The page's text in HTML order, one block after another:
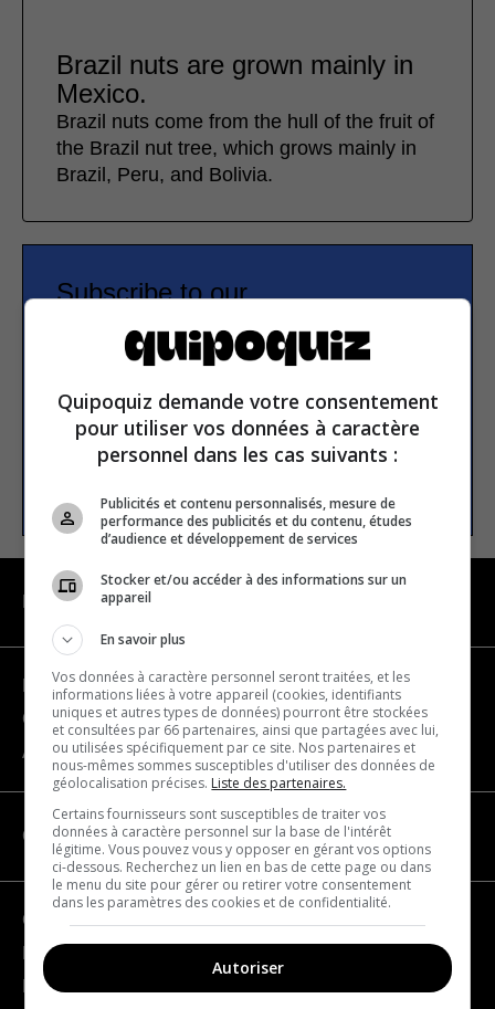
Brazil nuts are grown mainly in
Mexico.
Brazil nuts come from the hull of the fruit of
the Brazil nut tree, which grows mainly in
Brazil, Peru, and Bolivia.
Subscribe to our
Email address
NAVIGATION
Become a partner
Contact us
About us
CATEGORIES
Geography
France
Europe
Quipoquiz demande votre consentement
pour utiliser vos données à caractère
personnel dans les cas suivants :
Publicités et contenu personnalisés, mesure de
performance des publicités et du contenu, études
d’audience et développement de services
Stocker et/ou accéder à des informations sur un
appareil
En savoir plus
Vos données à caractère personnel seront traitées, et les
informations liées à votre appareil (cookies, identifiants
uniques et autres types de données) pourront être stockées
et consultées par 66 partenaires, ainsi que partagées avec lui,
ou utilisées spécifiquement par ce site. Nos partenaires et
nous-mêmes sommes susceptibles d'utiliser des données de
géolocalisation précises. Liste des partenaires.
Certains fournisseurs sont susceptibles de traiter vos
données à caractère personnel sur la base de l'intérêt
légitime. Vous pouvez vous y opposer en gérant vos options
ci-dessous. Recherchez un lien en bas de cette page ou dans
le menu du site pour gérer ou retirer votre consentement
dans les paramètres des cookies et de confidentialité.
Autoriser